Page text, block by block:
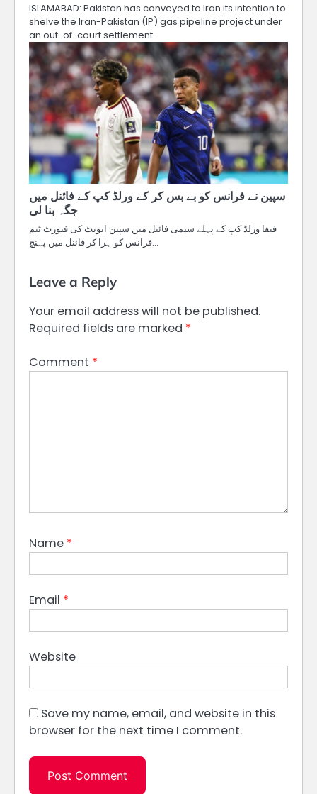
ISLAMABAD: Pakistan has conveyed to Iran its intention to
shelve the Iran-Pakistan (IP) gas pipeline project under
an out-of-court settlement…
سپین نے فرانس کو بے بس کر کے ورلڈ کپ کے فائنل میں
جگہ بنا لی
فیفا ورلڈ کپ کے پہلے سیمی فائنل میں سپین ایونٹ کی فیورٹ ٹیم
فرانس کو ہرا کر فائنل میں پہنچ…
Leave a Reply
Your email address will not be published.
Required fields are marked *
Comment *
Name *
Email *
Website
Save my name, email, and website in this
browser for the next time I comment.